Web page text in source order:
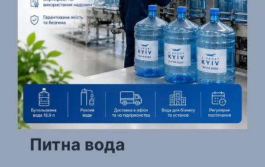
Питна вода